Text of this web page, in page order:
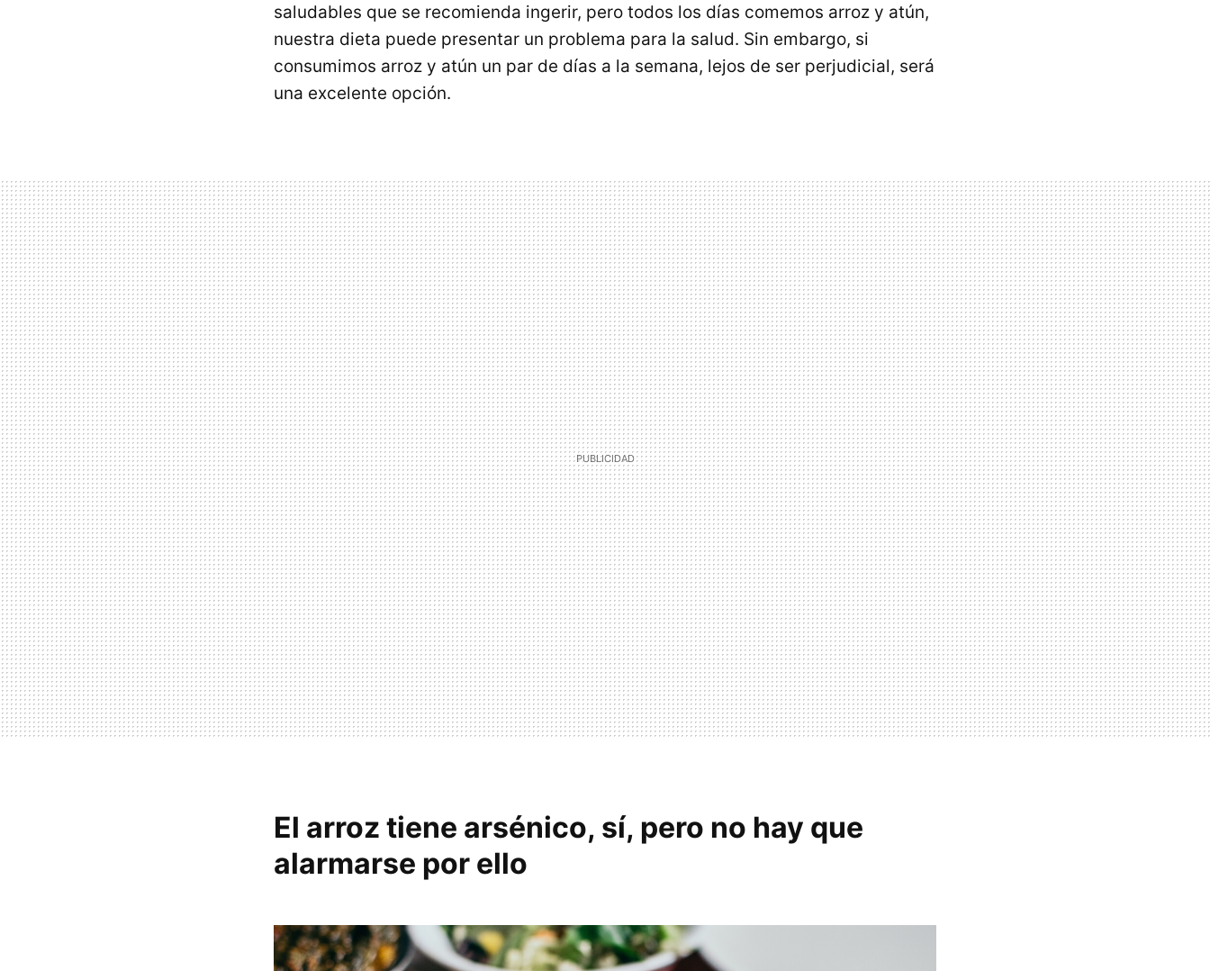
saludables que se recomienda ingerir, pero todos los días comemos arroz y atún,
nuestra dieta puede presentar un problema para la salud. Sin embargo, si
consumimos arroz y atún un par de días a la semana, lejos de ser perjudicial, será
una excelente opción.
El arroz tiene arsénico, sí, pero no hay que
alarmarse por ello